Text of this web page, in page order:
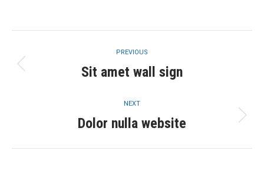
navigation
PREVIOUS
Previous
Sit amet wall sign
NEXT
Next
Dolor nulla website